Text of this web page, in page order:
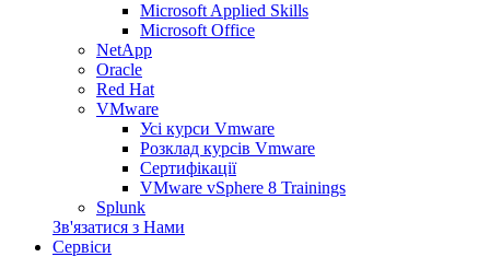
Microsoft Applied Skills
Microsoft Office
NetApp
Oracle
Red Hat
VMware
Усі курси Vmware
Розклад курсів Vmware
Сертифікації
VMware vSphere 8 Trainings
Splunk
Зв'язатися з Нами
Сервіси